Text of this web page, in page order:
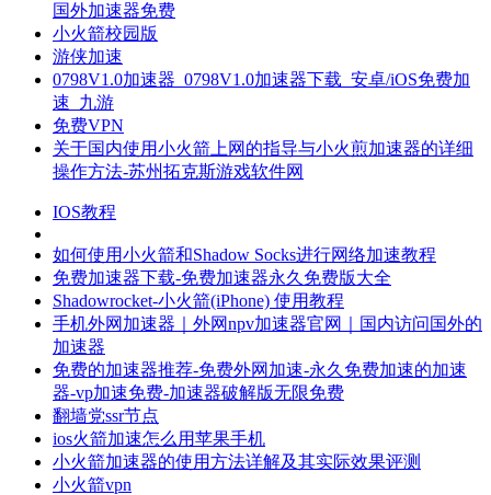
国外加速器免费
小火箭校园版
游侠加速
0798V1.0加速器_0798V1.0加速器下载_安卓/iOS免费加
速_九游
免费VPN
关于国内使用小火箭上网的指导与小火煎加速器的详细
操作方法-苏州拓克斯游戏软件网
IOS教程
如何使用小火箭和Shadow Socks进行网络加速教程
免费加速器下载-免费加速器永久免费版大全
Shadowrocket-小火箭(iPhone) 使用教程
手机外网加速器｜外网npv加速器官网｜国内访问国外的
加速器
免费的加速器推荐-免费外网加速-永久免费加速的加速
器-vp加速免费-加速器破解版无限免费
翻墙党ssr节点
ios火箭加速怎么用苹果手机
小火箭加速器的使用方法详解及其实际效果评测
小火箭vpn